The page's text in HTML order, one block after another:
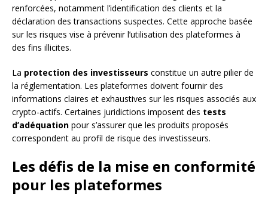
renforcées, notamment l’identification des clients et la
déclaration des transactions suspectes. Cette approche basée
sur les risques vise à prévenir l’utilisation des plateformes à
des fins illicites.
La protection des investisseurs constitue un autre pilier de
la réglementation. Les plateformes doivent fournir des
informations claires et exhaustives sur les risques associés aux
crypto-actifs. Certaines juridictions imposent des tests
d’adéquation pour s’assurer que les produits proposés
correspondent au profil de risque des investisseurs.
Les défis de la mise en conformité
pour les plateformes